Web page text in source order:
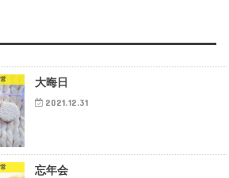
常 大晦日
2021.12.31
常 忘年会